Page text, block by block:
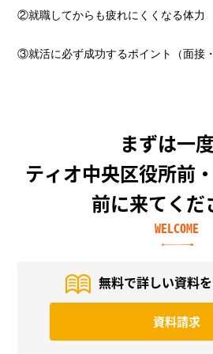
②就職してからも疲れにくくなる体力
③就活に必ず成功するポイント（面接
まずは一度
ティオ中央区役所前
前に来てくだ
WELCOME
無料で詳しい資料を
資料請求